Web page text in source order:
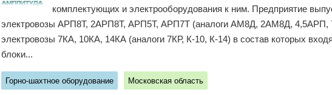
комплектующих и электрооборудования к ним. Предприятие
электровозы АРП8Т, 2АРП8Т, АРП5Т, АРП7Т (аналоги АМ8Д, 2АМ8Д, 4,5АРП,
электровозы 7КА, 10КА, 14КА (аналоги 7КР, К-10, К-14) в состав которых
блоки...
Горно-шахтное оборудование Московская область